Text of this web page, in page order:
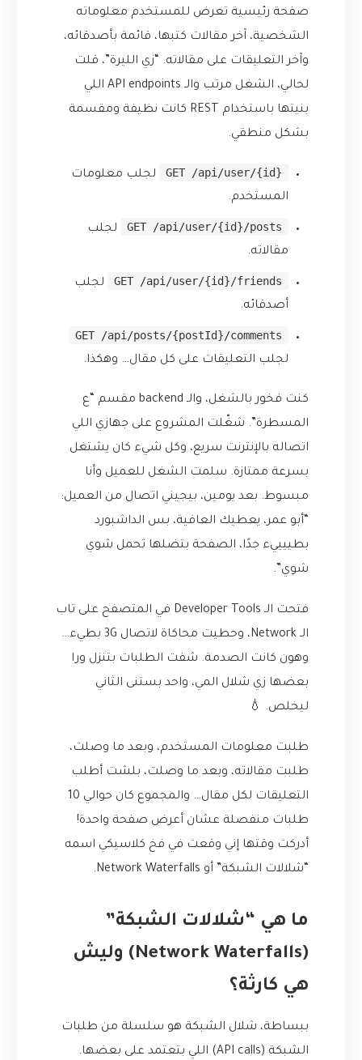
صفحة رئيسية تعرض للمستخدم معلوماته
الشخصية، آخر مقالات كتبها، قائمة بأصدقائه،
وآخر التعليقات على مقالاته. “زي الليرة”، قلت
لحالي، الشغل مرتب والـ API endpoints اللي
بنيتها باستخدام REST كانت نظيفة ومقسمة
بشكل منطقي.
GET /api/user/{id}
لجلب معلومات
المستخدم.
GET /api/user/{id}/posts
لجلب
مقالاته.
GET /api/user/{id}/friends
لجلب
أصدقائه.
GET /api/posts/{postId}/comments
لجلب التعليقات على كل مقال… وهكذا.
كنت فخور بالشغل، والـ backend مقسم “ع
المسطرة”. شغّلت المشروع على جهازي اللي
اتصاله بالإنترنت سريع، وكل شيء كان يشتغل
بسرعة ممتازة. سلمت الشغل للعميل وأنا
مبسوط. بعد يومين، بيجيني اتصال من العميل:
“أبو عمر، يعطيك العافية، بس الداشبورد
بطييييء جدًا، الصفحة بتضلها تحمل شوي
شوي”.
فتحت الـ Developer Tools في المتصفح على تاب
الـ Network، وحطيت محاكاة لاتصال 3G بطيء…
وهون كانت الصدمة. شفت الطلبات بتنزل ورا
بعضها زي شلال المي، واحد بستنى الثاني
ليخلص. 💧
طلبت معلومات المستخدم، وبعد ما وصلت،
طلبت مقالاته، وبعد ما وصلت، بلشت أطلب
التعليقات لكل مقال… والمجموع كان حوالي 10
طلبات منفصلة عشان أعرض صفحة واحدة!
أدركت وقتها إني وقعت في فخ كلاسيكي اسمه
“شلالات الشبكة” أو Network Waterfalls.
ما هي “شلالات الشبكة”
(Network Waterfalls) وليش
هي كارثة؟
ببساطة، شلال الشبكة هو سلسلة من طلبات
الشبكة (API calls) اللي بتعتمد على بعضها.